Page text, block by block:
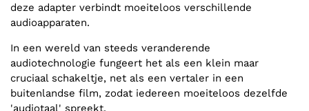
deze adapter verbindt moeiteloos verschillende
audioapparaten.
In een wereld van steeds veranderende
audiotechnologie fungeert het als een klein maar
cruciaal schakeltje, net als een vertaler in een
buitenlandse film, zodat iedereen moeiteloos dezelfde
'audiotaal' spreekt.